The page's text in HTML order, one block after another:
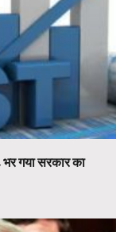
गया सरकार का